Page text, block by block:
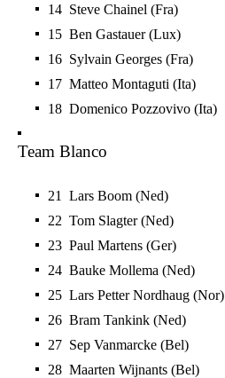
14 Steve Chainel (Fra)
15 Ben Gastauer (Lux)
16 Sylvain Georges (Fra)
17 Matteo Montaguti (Ita)
18 Domenico Pozzovivo (Ita)
Team Blanco
21 Lars Boom (Ned)
22 Tom Slagter (Ned)
23 Paul Martens (Ger)
24 Bauke Mollema (Ned)
25 Lars Petter Nordhaug (Nor)
26 Bram Tankink (Ned)
27 Sep Vanmarcke (Bel)
28 Maarten Wijnants (Bel)